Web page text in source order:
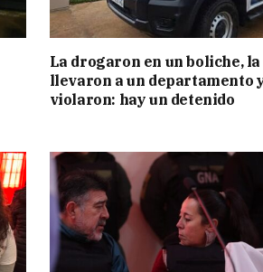
La drogaron en un boliche, la
llevaron a un departamento
violaron: hay un detenido